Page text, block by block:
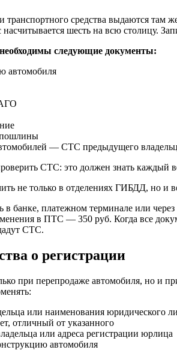
транспортного средства выдаются
шесть на всю столицу.
следующие документы:
автомобиля
— СТС предыдущего
не только в отделениях ГИБДД, но и
банке, платежном терминале или
в ПТС — 350 руб. Когда все
СТС.
о регистрации
при перепродаже автомобиля, но и
или наименования юридического
отличный от указанного
или адреса регистрации юрлица
автомобиля